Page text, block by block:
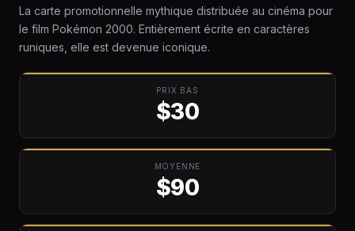
La carte promotionnelle mythique distribuée au cinéma pour
le film Pokémon 2000. Entièrement écrite en caractères
runiques, elle est devenue iconique.
PRIX BAS
$30
MOYENNE
$90